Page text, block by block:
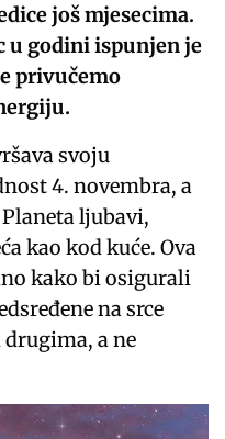
još mjesecima.
u godini ispunjen je
privučemo
svoju
4. novembra, a
ljubavi,
kao kod kuće. Ova
kako bi osigurali
na srce
a ne